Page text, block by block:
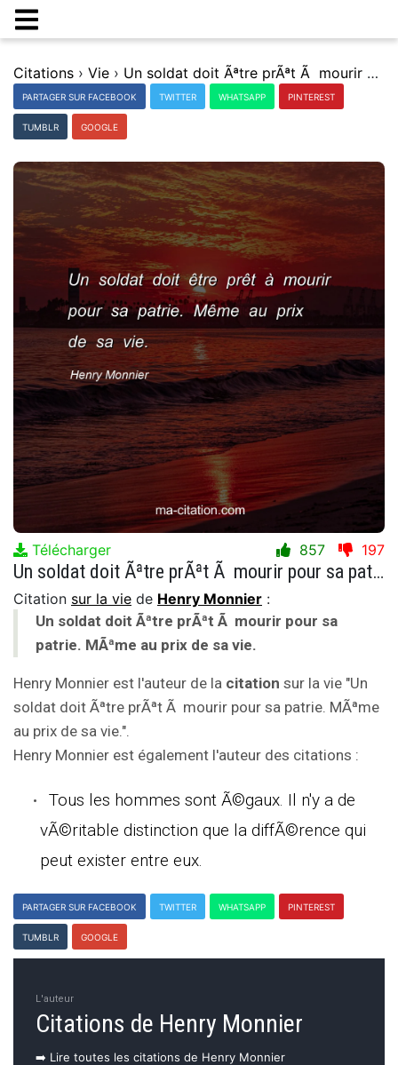
Citations › Vie › Un soldat doit Ãªtre prÃªt Ã mourir pour sa patrie. MÃªme au prix de sa vie.
PARTAGER SUR FACEBOOK TWITTER WHATSAPP PINTEREST
TUMBLR GOOGLE
Télécharger 857 197
Un soldat doit Ãªtre prÃªt Ã mourir pour sa patrie. MÃªme au prix de sa vie.
Citation sur la vie de Henry Monnier :
Un soldat doit Ãªtre prÃªt Ã mourir pour sa
patrie. MÃªme au prix de sa vie.
Henry Monnier est l'auteur de la citation sur la vie "Un
soldat doit Ãªtre prÃªt Ã mourir pour sa patrie. MÃªme
au prix de sa vie.".
Henry Monnier est également l'auteur des citations :
Tous les hommes sont Ã©gaux. Il n'y a de
vÃ©ritable distinction que la diffÃ©rence qui
peut exister entre eux.
PARTAGER SUR FACEBOOK TWITTER WHATSAPP PINTEREST
TUMBLR GOOGLE
L'auteur
Citations de Henry Monnier
➡️ Lire toutes les citations de Henry Monnier